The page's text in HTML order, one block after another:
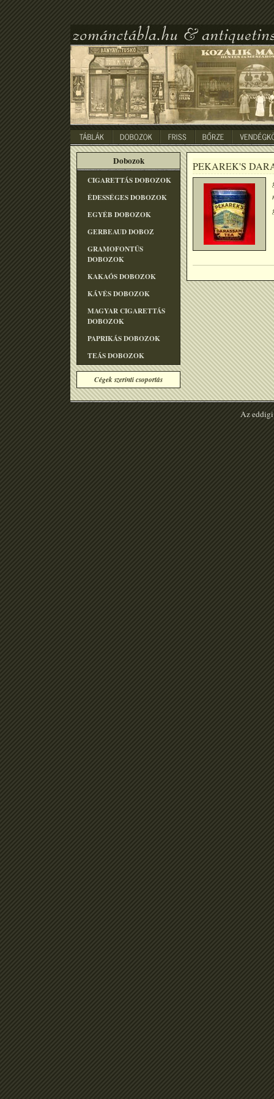
Dobozok
CIGARETTÁS DOBOZOK
ÉDESSÉGES DOBOZOK
EGYÉB DOBOZOK
GERBEAUD DOBOZ
GRAMOFONTÛS
DOBOZOK
KAKAÓS DOBOZOK
KÁVÉS DOBOZOK
MAGYAR CIGARETTÁS
DOBOZOK
PAPRIKÁS DOBOZOK
TEÁS DOBOZOK
Cégek szerinti csoportás
PEKAREK'S
Az